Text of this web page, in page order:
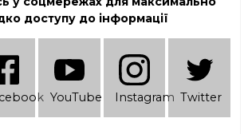
доступу до інформації
YouTube Instagram Twitter